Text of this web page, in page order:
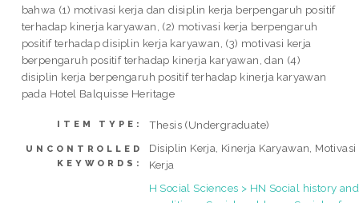
bahwa (1) motivasi kerja dan disiplin kerja berpengaruh positif
terhadap kinerja karyawan, (2) motivasi kerja berpengaruh
positif terhadap disiplin kerja karyawan, (3) motivasi kerja
berpengaruh positif terhadap kinerja karyawan, dan (4)
disiplin kerja berpengaruh positif terhadap kinerja karyawan
pada Hotel Balquisse Heritage
ITEM TYPE: Thesis (Undergraduate)
UNCONTROLLED
KEYWORDS:
Disiplin Kerja, Kinerja Karyawan, Motivasi
Kerja
H Social Sciences > HN Social history and